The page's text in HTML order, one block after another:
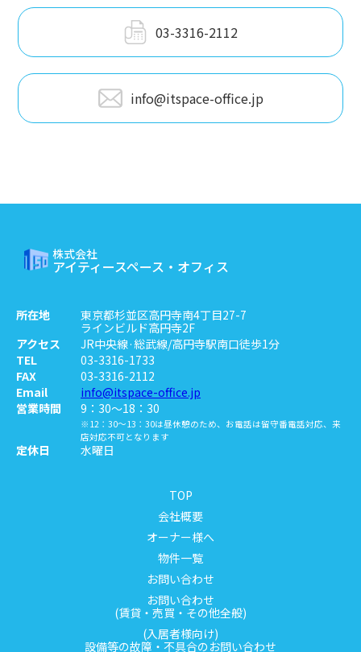
03-3316-2112
info@itspace-office.jp
株式会社
アイティースペース・オフィス
所在地
東京都杉並区高円寺南4丁目27-7
ラインビルド高円寺2F
アクセス
JR中央線·総武線/高円寺駅南口徒歩1分
TEL
03-3316-1733
FAX
03-3316-2112
Email
info@itspace-office.jp
営業時間
9：30～18：30
※12：30～13：30は昼休憩のため、お電話は留守番電話対応、来
店対応不可となります
定休日 水曜日
TOP
会社概要
オーナー様へ
物件一覧
お問い合わせ
お問い合わせ
(賃貸・売買・その他全般)
(入居者様向け)
設備等の故障・不具合のお問い合わせ